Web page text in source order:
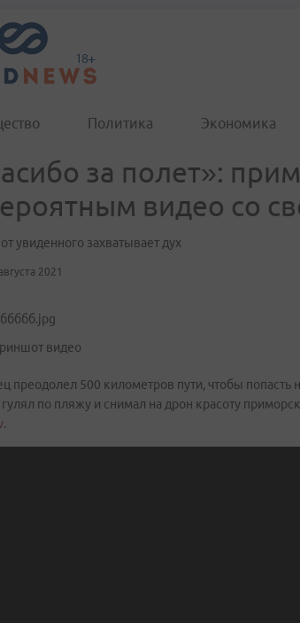
Политика Экономика
за полет»:
видео со
увиденного захватывает дух
2021
видео
преодолел 500 километров пути, чтобы попасть
гулял по пляжу и снимал на дрон красоту